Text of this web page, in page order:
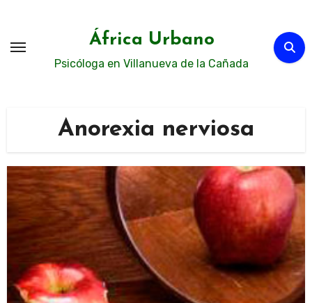
contenido
África Urbano
Psicóloga en Villanueva de la Cañada
Anorexia nerviosa